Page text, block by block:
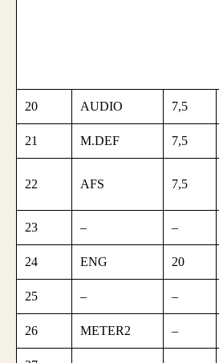
20 AUDIO 7,5
21 M.DEF 7,5
22 AFS 7,5
23 – –
24 ENG 20
25 – –
26 METER2 –